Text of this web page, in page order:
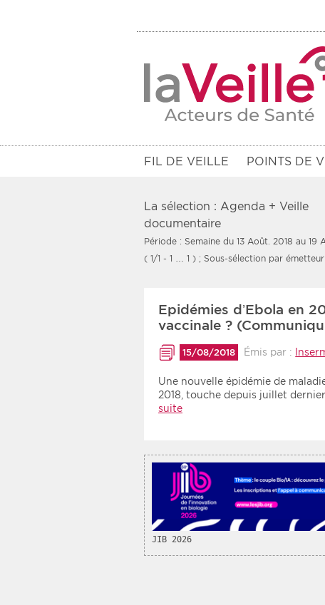
FIL DE VEILLE POINTS DE
Filtres
Communiqués des 10 derniers
Recherche par mots clés
Zone géographique
La sélection : Agenda + Veille
documentaire
Période : Semaine du 13 Août. 2018 au 19
( 1/1 - 1 … 1 ) ; Sous-sélection par émetteur
Epidémies d’Ebola en
vaccinale ?
15/08/2018 Émis par :
Une nouvelle épidémie de
2018, touche depuis juillet
suite
JIB 2026